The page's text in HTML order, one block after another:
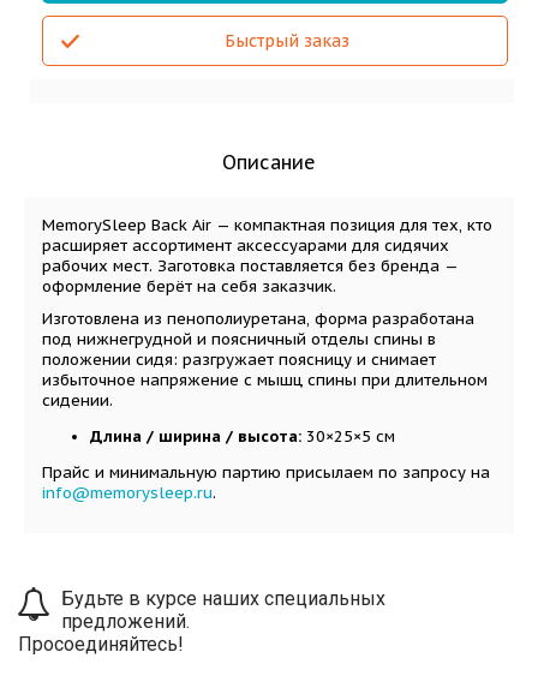
Быстрый заказ
Описание
MemorySleep Back Air — компактная позиция для тех, кто
расширяет ассортимент аксессуарами для сидячих
рабочих мест. Заготовка поставляется без бренда —
оформление берёт на себя заказчик.
Изготовлена из пенополиуретана, форма разработана
под нижнегрудной и поясничный отделы спины в
положении сидя: разгружает поясницу и снимает
избыточное напряжение с мышц спины при длительном
сидении.
Длина / ширина / высота: 30×25×5 см
Прайс и минимальную партию присылаем по запросу на
info@memorysleep.ru.
Будьте в курсе наших специальных
предложений.
Просоединяйтесь!